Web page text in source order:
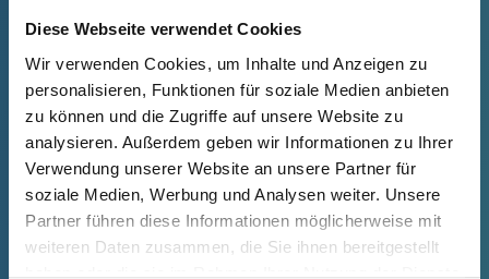
Diese Webseite verwendet Cookies
Wir verwenden Cookies, um Inhalte und Anzeigen zu
personalisieren, Funktionen für soziale Medien anbieten
zu können und die Zugriffe auf unsere Website zu
analysieren. Außerdem geben wir Informationen zu Ihrer
Verwendung unserer Website an unsere Partner für
soziale Medien, Werbung und Analysen weiter. Unsere
Partner führen diese Informationen möglicherweise mit
weiteren Daten zusammen, die Sie ihnen bereitgestellt
haben oder die sie im Rahmen Ihrer Nutzung der Dienste
GPN 620 U 2 B PCR-PE / PE-LD,
żółty
Dane techniczne
zanikanie
Nr zamówienia.
62000020073
Cena produktu
bezpłatnie
Wybór
Próbka Kup
Ilość (szt.)